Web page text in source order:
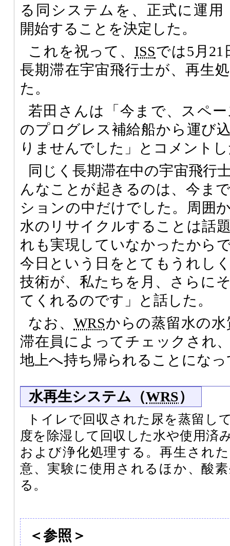
る同システムを、正式に運用
開始することを決定した。
これを祝って、 ISSでは5月
長期滞在宇宙飛行士が、再生
た。
若田さんは「今まで、スペ
のプログレス補給船から運び
りませんでした」とコメント
同じく長期滞在中の宇宙飛行
んなことが起きるのは、今ま
ションの中だけでした。周囲
水のリサイクルすることは話
れも実現していなかったから
今日という日をとてもうれし
技術が、私たちを月、さらに
てくれるのです」と話した。
なお、 WRSからの蒸留水の
滞在員によってチェックされ
地上へ持ち帰られることにな
水再生システム（WRS）
トイレで回収された尿を蒸留し
度を除湿して回収した水や使用済
および浄化処理する。再生され
意、実験に使用されるほか、酸
る。
＜参照＞